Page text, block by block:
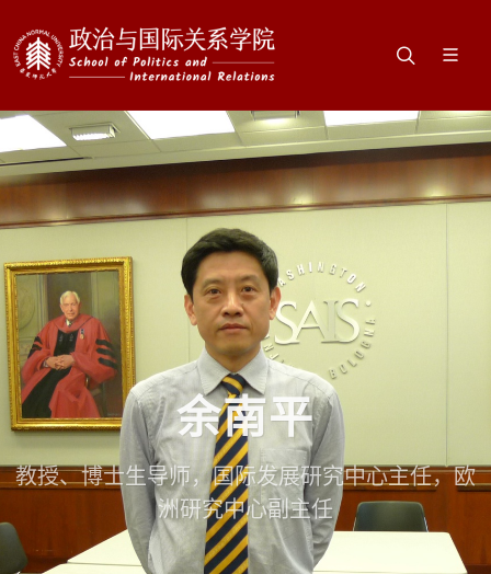
余南平
教授、博士生导师，国际发展研究中心主任，欧
洲研究中心副主任